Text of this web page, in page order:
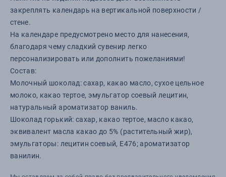
закреплять календарь на вертикальной поверхности /
стене.
На календаре предусмотрено место для нанесения,
благодаря чему сладкий сувенир легко
персонализировать или дополнить пожеланиями!
Состав:
Молочный шоколад: сахар, какао масло, сухое цельное
молоко, какао тертое, эмульгатор соевый лецитин,
натуральный ароматизатор ваниль.
Шоколад горький: сахар, какао тертое, масло какао,
эквивалент масла какао до 5% (растительный жир),
эмульгаторы: лецитин соевый, Е476; ароматизатор
ванилин.